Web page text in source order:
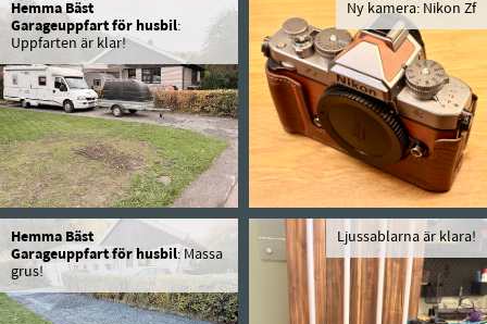
Hemma Bäst
Garageuppfart för husbil:
Uppfarten är klar!
Ny kamera: Nikon Zf
Hemma Bäst
Garageuppfart för husbil: Massa
grus!
Ljussablarna är klara!